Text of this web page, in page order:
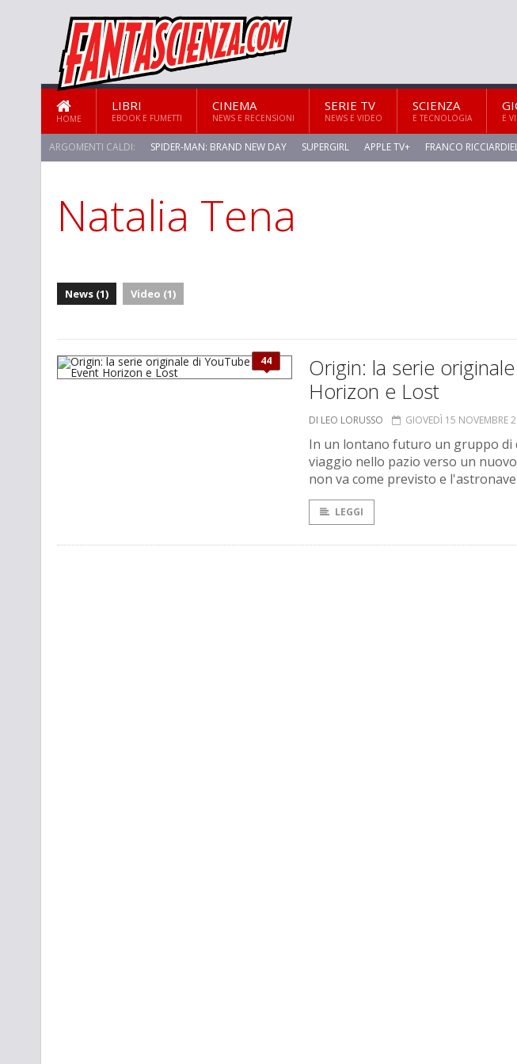
HOME
LIBRI
EBOOK E FUMETTI
CINEMA
NEWS E RECENSIONI
SERIE TV
NEWS E VIDEO
SCIENZA
E TECNOLOGIA E
ARGOMENTI CALDI: SPIDER-MAN: BRAND NEW DAY SUPERGIRL APPLE TV+ FRANCO
STAR TREK: STRANGE NEW WORLDS
Natalia Tena
News (1) Video (1)
44
Origin: la serie
Horizon e Lost
DI LEO LORUSSO GIOVEDÌ 15 NOVEMBRE
In un lontano futuro un gruppo di
viaggio nello pazio verso un
non va come previsto e
LEGGI